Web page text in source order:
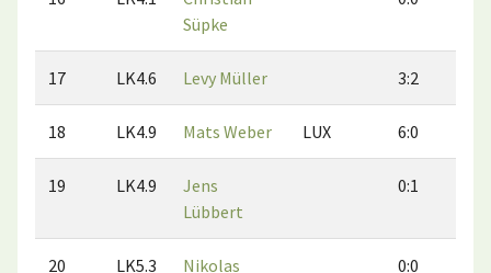
Süpke
17 LK4.6 Levy Müller 3:2
18 LK4.9 Mats Weber LUX 6:0
19 LK4.9
Jens
Lübbert
0:1
20 LK5.3
Nikolas
0:0